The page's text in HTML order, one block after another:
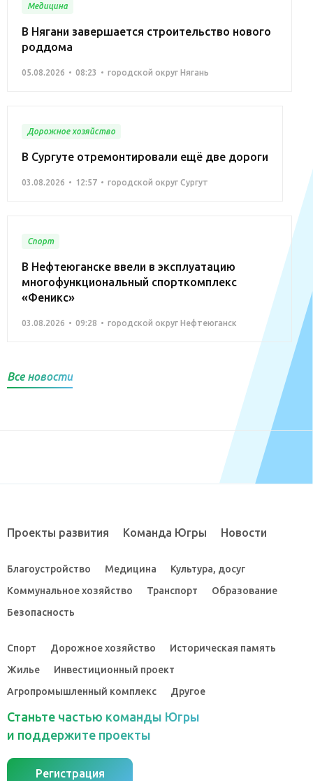
Медицина
В Нягани завершается строительство нового
роддома
05.08.2026 08:23 городской округ Нягань
Дорожное хозяйство
В Сургуте отремонтировали ещё две дороги
03.08.2026 12:57 городской округ Сургут
Спорт
В Нефтеюганске ввели в эксплуатацию
многофункциональный спорткомплекс
«Феникс»
03.08.2026 09:28 городской округ Нефтеюганск
Все новости
Проекты развития Команда Югры Новости
Благоустройство Медицина
Культура, досуг
Коммунальное хозяйство
Транспорт
Образование
Безопасность
Спорт Дорожное хозяйство
Историческая память
Жилье
Инвестиционный проект
Агропромышленный комплекс
Другое
Станьте частью команды Югры
и поддержите проекты
Регистрация